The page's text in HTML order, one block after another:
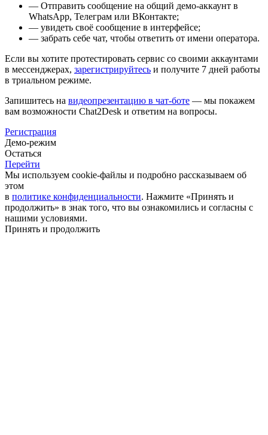
— Отправить сообщение на общий демо-аккаунт в
WhatsApp, Телеграм или ВКонтакте;
— увидеть своё сообщение в интерфейсе;
— забрать себе чат, чтобы ответить от имени оператора.
Если вы хотите протестировать сервис со своими аккаунтами
в мессенджерах, зарегистрируйтесь и получите 7 дней работы
в триальном режиме.
Запишитесь на видеопрезентацию в чат-боте — мы покажем
вам возможности Chat2Desk и ответим на вопросы.
Регистрация
Демо-режим
Остаться
Перейти
Мы используем cookie-файлы и подробно рассказываем об
этом
в политике конфиденциальности. Нажмите «Принять и
продолжить» в знак того, что вы ознакомились и согласны с
нашими условиями.
Принять и продолжить